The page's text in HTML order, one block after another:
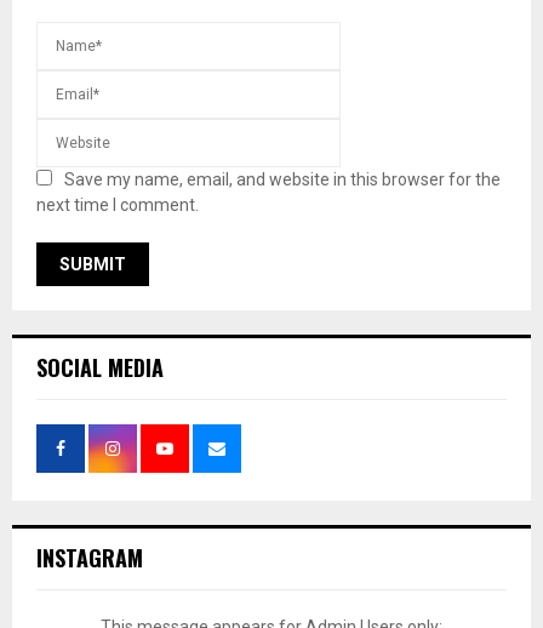
Save my name, email, and website in this browser for the
next time I comment.
SOCIAL MEDIA
INSTAGRAM